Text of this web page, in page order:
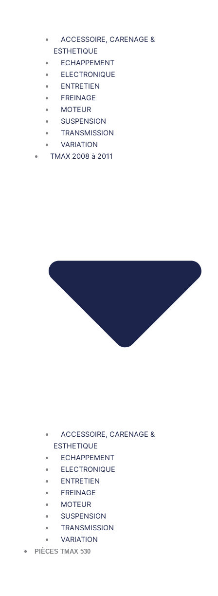
ACCESSOIRE, CARENAGE &
ESTHETIQUE
ECHAPPEMENT
ELECTRONIQUE
ENTRETIEN
FREINAGE
MOTEUR
SUSPENSION
TRANSMISSION
VARIATION
TMAX 2008 à 2011
ACCESSOIRE, CARENAGE &
ESTHETIQUE
ECHAPPEMENT
ELECTRONIQUE
ENTRETIEN
FREINAGE
MOTEUR
SUSPENSION
TRANSMISSION
VARIATION
PIÈCES TMAX 530